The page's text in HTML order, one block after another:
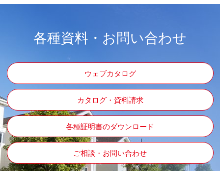
各種資料・お問い合わせ
ウェブカタログ
カタログ・資料請求
各種証明書のダウンロード
ご相談・お問い合わせ